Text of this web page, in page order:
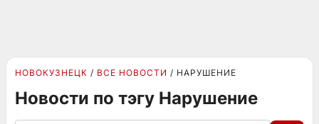
НОВОКУЗНЕЦК ВСЕ НОВОСТИ НАРУШЕНИЕ
Новости по тэгу Нарушение